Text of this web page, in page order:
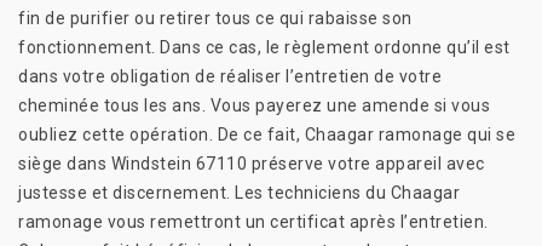
fin de purifier ou retirer tous ce qui rabaisse son
fonctionnement. Dans ce cas, le règlement ordonne qu’il est
dans votre obligation de réaliser l’entretien de votre
cheminée tous les ans. Vous payerez une amende si vous
oubliez cette opération. De ce fait, Chaagar ramonage qui se
siège dans Windstein 67110 préserve votre appareil avec
justesse et discernement. Les techniciens du Chaagar
ramonage vous remettront un certificat après l’entretien.